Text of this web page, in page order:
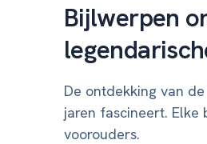
Bijlwerpen
De ontdekking van de
jaren fascineert.
voorouders.